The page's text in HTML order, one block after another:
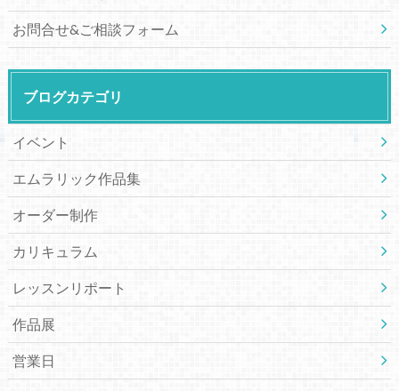
お問合せ&ご相談フォーム
ブログカテゴリ
イベント
エムラリック作品集
オーダー制作
カリキュラム
レッスンリポート
作品展
営業日